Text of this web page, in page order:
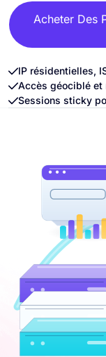
Acheter Des
IP résidentielles,
Accès géociblé et
Sessions sticky